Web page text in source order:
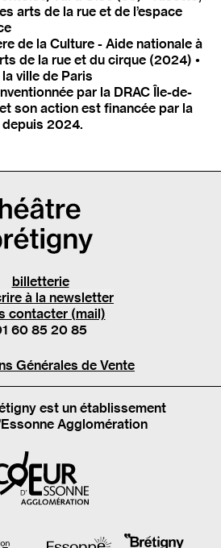
arts de la rue et de l’espace
de la Culture - Aide nationale à
de la rue et du cirque (2024) •
ville de Paris
par la DRAC Île-de-
son action est financée par la
depuis 2024.
billetterie
à la newsletter
contacter (mail)
60 85 20 85
Générales de Vente
est un établissement
Agglomération